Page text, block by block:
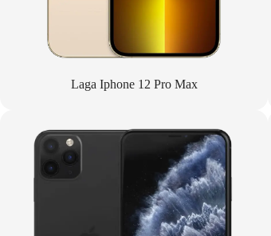
Laga Iphone 12 Pro Max